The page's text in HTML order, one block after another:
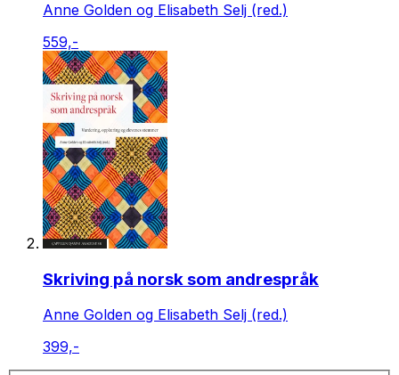
Anne Golden og Elisabeth Selj (red.)
559,-
Skriving på norsk som andrespråk
Anne Golden og Elisabeth Selj (red.)
399,-